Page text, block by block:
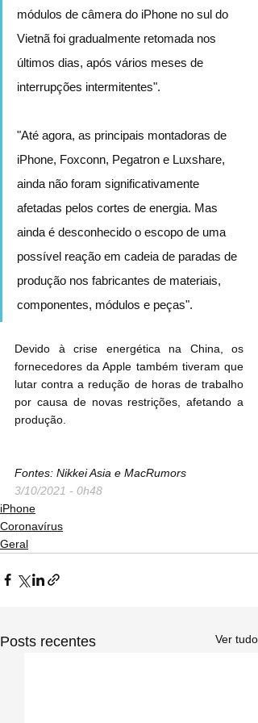
módulos de câmera do iPhone no sul do
Vietnã foi gradualmente retomada nos
últimos dias, após vários meses de
interrupções intermitentes".
"Até agora, as principais montadoras de
iPhone, Foxconn, Pegatron e Luxshare,
ainda não foram significativamente
afetadas pelos cortes de energia. Mas
ainda é desconhecido o escopo de uma
possível reação em cadeia de paradas de
produção nos fabricantes de materiais,
componentes, módulos e peças".
Devido à crise energética na China, os
fornecedores da Apple também tiveram que
lutar contra a redução de horas de trabalho
por causa de novas restrições, afetando a
produção.
Fontes: Nikkei Asia e MacRumors
3/10/2021 - 0h48
iPhone
Coronavírus
Geral
Posts recentes Ver tudo